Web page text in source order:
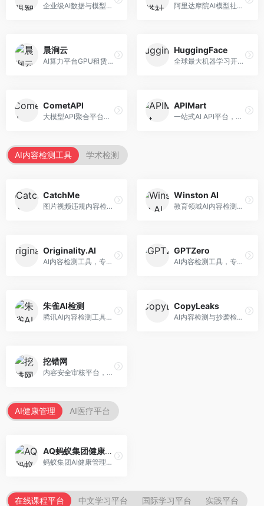
企业级AI数据与模型服务平台，专注于数据驱动AI。面向企业用户，提供数据管理、模型训练、部署服务等，数据治理能力强。 阿里达摩院AI模型社区，专注于中文AI生态。面向中文开发者，提供开源模型、数据集、开发工具等资源，中文模型丰富。
晨涧云
AI算力平台GPU租赁服务，专注于弹性算力。面向开发者和研究者，提供GPU租赁、弹性调度、成本优化等服务，算力灵活。
HuggingFace
全球最大机器学习开源社区，整合模型库与开发工具。面向AI研究者和开发者，提供开源模型、数据集、开发工具等资源，开源生态最完善。
CometAPI
大模型API聚合平台，整合多种AI模型服务。面向开发者，提供统一接口、模型切换、监控分析等服务，API管理便捷。
APIMart
一站式AI API平台，整合多种AI服务。面向开发者，提供模型API、图像处理、语音识别等服务，API种类丰富。
AI内容检测工具 学术检测
CatchMe
图片视频违规内容检测平台，专注于视觉内容安全。面向内容平台，提供图片审核、视频审核、直播监控等服务，视觉检测专业。
Winston AI
教育领域AI内容检测平台，专注于学术诚信。面向教育机构，提供AI内容检测、抄袭检测、报告生成等服务，教育适配性强。
Originality.AI
AI内容检测工具，专注于内容原创性验证。面向内容创作者和出版商，提供AI检测、抄袭检测、批量分析等服务，检测精度高。
GPTZero
AI内容检测工具，专注于AI生成文本识别。面向教育工作者和出版商，提供文本检测、批量分析、API接口等服务，检测准确率高。
朱雀AI检测
腾讯AI内容检测工具，专注于中文内容识别。面向中文用户，提供AI内容检测、文本分析、报告生成等服务，中文检测专业。
CopyLeaks
AI内容检测与抄袭检测平台，专注于内容原创性验证。面向教育机构和出版商，提供AI检测、抄袭检测、多语言支持等服务，检测全面。
挖错网
内容安全审核平台，专注于违规内容检测。面向企业和平台，提供内容审核、敏感词检测、风险预警等服务，安全审核专业。
AI健康管理 AI医疗平台
AQ蚂蚁集团健康管家
蚂蚁集团AI健康管理服务，专注于个人健康监测。面向个人用户，提供健康评估、慢病管理、健康建议等服务，健康管理便捷。
在线课程平台 中文学习平台 国际学习平台 实践平台